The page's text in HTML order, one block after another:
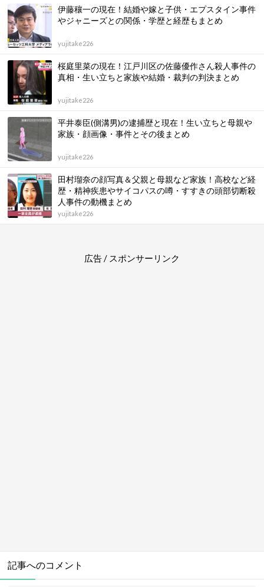
伊藤穰一の現在！結婚や嫁と子供・エプスタイン事件
やジャニーズとの関係・学歴と経歴もまとめ
yujitake226
桜庭里菜の現在！江戸川区の佐藤優作さん殺人事件の
真相・生い立ちと家族や結婚・裁判の判決まとめ
yujitake226
平井泰臣(側溝男)の逮捕歴と現在！生い立ちと母親や
家族・顔画像・事件とその後まとめ
yujitake226
田村瑠奈の顔写真＆父親と母親など家族！高校など経
歴・精神疾患やサイコパスの噂・すすきの頭部切断殺
人事件の動機まとめ
yujitake226
広告 / スポンサーリンク
記事へのコメント